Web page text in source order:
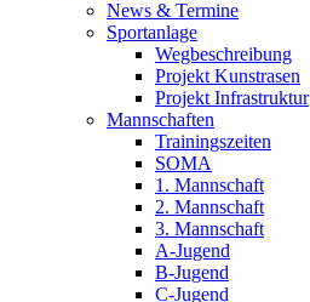
News & Termine
Sportanlage
Wegbeschreibung
Projekt Kunstrasen
Projekt Infrastruktur
Mannschaften
Trainingszeiten
SOMA
1. Mannschaft
2. Mannschaft
3. Mannschaft
A-Jugend
B-Jugend
C-Jugend